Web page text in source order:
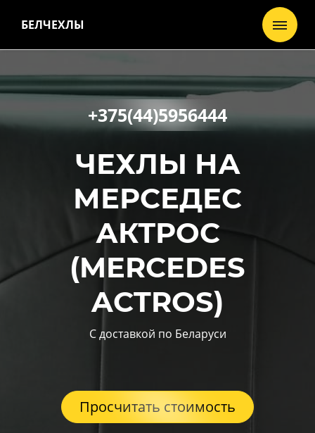
БЕЛЧЕХЛЫ
+375(44)5956444
ЧЕХЛЫ НА
МЕРСЕДЕС
АКТРОС
(MERCEDES
ACTROS)
С доставкой по Беларуси
Просчитать стоимость